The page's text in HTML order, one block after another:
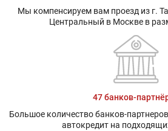
Мы компенсируем вам проезд из г.
Центральный в Москве в
47 банков-
Большое количество банков-
автокредит на